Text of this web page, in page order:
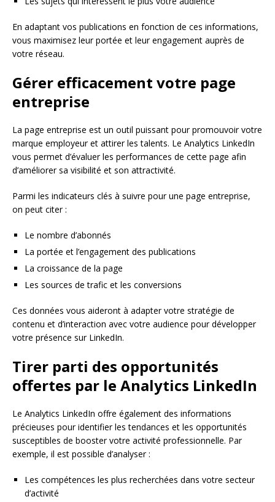
En adaptant vos publications en fonction de ces informations,
vous maximisez leur portée et leur engagement auprès de
votre réseau.
Gérer efficacement votre page
entreprise
La page entreprise est un outil puissant pour promouvoir votre
marque employeur et attirer les talents. Le Analytics LinkedIn
vous permet d’évaluer les performances de cette page afin
d’améliorer sa visibilité et son attractivité.
Parmi les indicateurs clés à suivre pour une page entreprise,
on peut citer :
Le nombre d’abonnés
La portée et l’engagement des publications
La croissance de la page
Les sources de trafic et les conversions
Ces données vous aideront à adapter votre stratégie de
contenu et d’interaction avec votre audience pour développer
votre présence sur LinkedIn.
Tirer parti des opportunités
offertes par le Analytics LinkedIn
Le Analytics LinkedIn offre également des informations
précieuses pour identifier les tendances et les opportunités
susceptibles de booster votre activité professionnelle. Par
exemple, il est possible d’analyser :
Les compétences les plus recherchées dans votre secteur
d’activité